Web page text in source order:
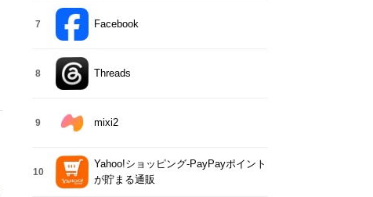
7 Facebook
8 Threads
9 mixi2
10
Yahoo!ショッピング-PayPayポイント
が貯まる通販